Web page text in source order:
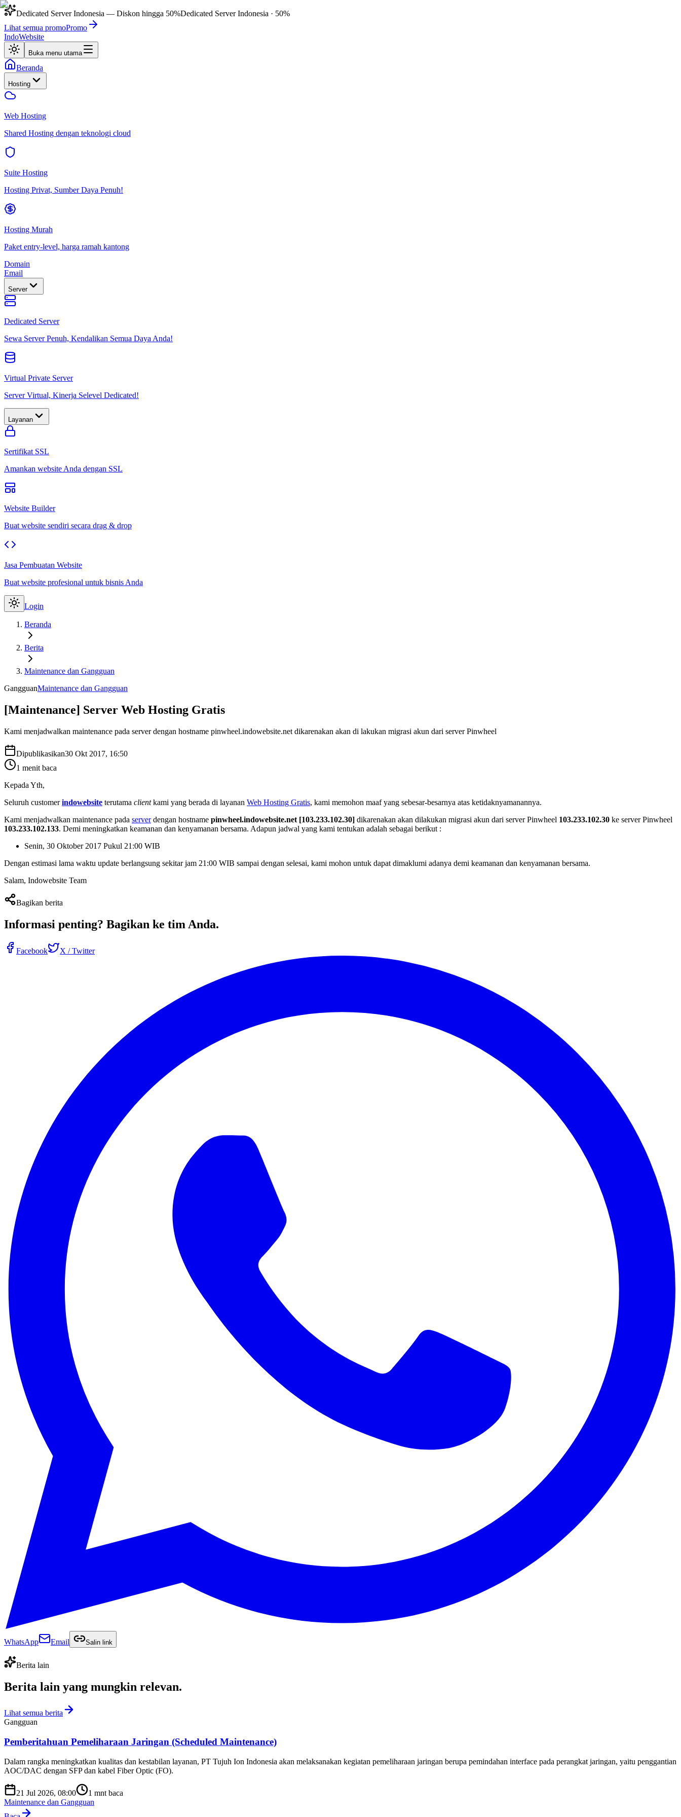
Dedicated Server Indonesia — Diskon hingga 50%Dedicated Server Indonesia · 50%
Lihat semua promoPromo
IndoWebsite
Buka menu utama
Beranda
Hosting
Web Hosting
Shared Hosting dengan teknologi cloud
Suite Hosting
Hosting Privat, Sumber Daya Penuh!
Hosting Murah
Paket entry-level, harga ramah kantong
Domain
Email
Server
Dedicated Server
Sewa Server Penuh, Kendalikan Semua Daya Anda!
Virtual Private Server
Server Virtual, Kinerja Selevel Dedicated!
Layanan
Sertifikat SSL
Amankan website Anda dengan SSL
Website Builder
Buat website sendiri secara drag & drop
Jasa Pembuatan Website
Buat website profesional untuk bisnis Anda
Login
Beranda
Berita
Maintenance dan Gangguan
GangguanMaintenance dan Gangguan
[Maintenance] Server Web Hosting Gratis
Kami menjadwalkan maintenance pada server dengan hostname pinwheel.indowebsite.net dikarenakan akan di lakukan migrasi akun dari server Pinwheel
Dipublikasikan30 Okt 2017, 16:50
1 menit baca
Kepada Yth,
Seluruh customerindowebsite terutama clientkami yang berada di layanan Web Hosting Gratis, kami memohon maaf yang sebesar-besarnya atas ketidaknyamanannya.
Kami menjadwalkan maintenance pada serverdengan hostname pinwheel.indowebsite.net [103.233.102.30] dikarenakan akan dilakukan migrasi akun dari server Pinwheel 103.233.102.30 ke server Pinwheel
103.233.102.133. Demi meningkatkan keamanan dan kenyamanan bersama. Adapun jadwal yang kami tentukan adalah sebagai berikut :
Senin, 30 Oktober 2017 Pukul 21:00 WIB
Dengan estimasi lama waktu update berlangsung sekitar jam 21:00 WIB sampai dengan selesai, kami mohon untuk dapat dimaklumi adanya demi keamanan dan kenyamanan bersama.
Salam, Indowebsite Team
Bagikan berita
Informasi penting? Bagikan ke tim Anda.
Facebook X / Twitter
WhatsApp Email Salin link
Berita lain
Berita lain yang mungkin relevan.
Lihat semua berita
Gangguan
Pemberitahuan Pemeliharaan Jaringan (Scheduled Maintenance)
Dalam rangka meningkatkan kualitas dan kestabilan layanan, PT Tujuh Ion Indonesia akan melaksanakan kegiatan pemeliharaan jaringan berupa pemindahan interface pada perangkat jaringan, yaitu penggantian
AOC/DAC dengan SFP dan kabel Fiber Optic (FO).
21 Jul 2026, 08:00 1 mnt baca
Maintenance dan Gangguan